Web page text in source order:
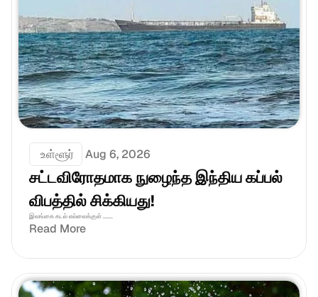
உள்ளூர் Aug 6, 2026
சட்டவிரோதமாக நுழைந்த இந்திய கப்பல்
விபத்தில் சிக்கியது!
இலங்கை கடல் எல்லைக்குள் .......
Read More